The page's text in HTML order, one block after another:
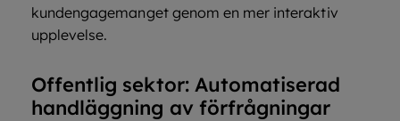
kundengagemanget genom en mer interaktiv
upplevelse.
Offentlig sektor: Automatiserad
handläggning av förfrågningar